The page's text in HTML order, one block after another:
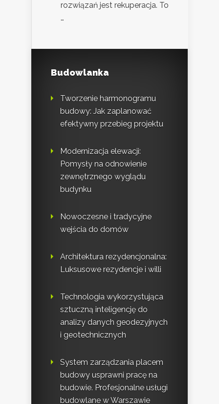
rozwiązań jest rekuperacja. To
…
Budowlanka
Tworzenie harmonogramu
budowy: Jak zaplanować
efektywny przebieg projektu
Modernizacja elewacji:
Pomysły na odnowienie
zewnętrznego wyglądu
budynku
Nowoczesne i tradycyjne
wejścia do domów
Architektura rezydencjonalna:
Luksusowe rezydencje i willi
Technologia wykorzystująca
sztuczną inteligencję do
analizy danych geodezyjnych
i geotechnicznych
System zarządzania placem
budowy usprawni pracę na
budowie. Profesjonalne usługi
budowlane w Warszawie